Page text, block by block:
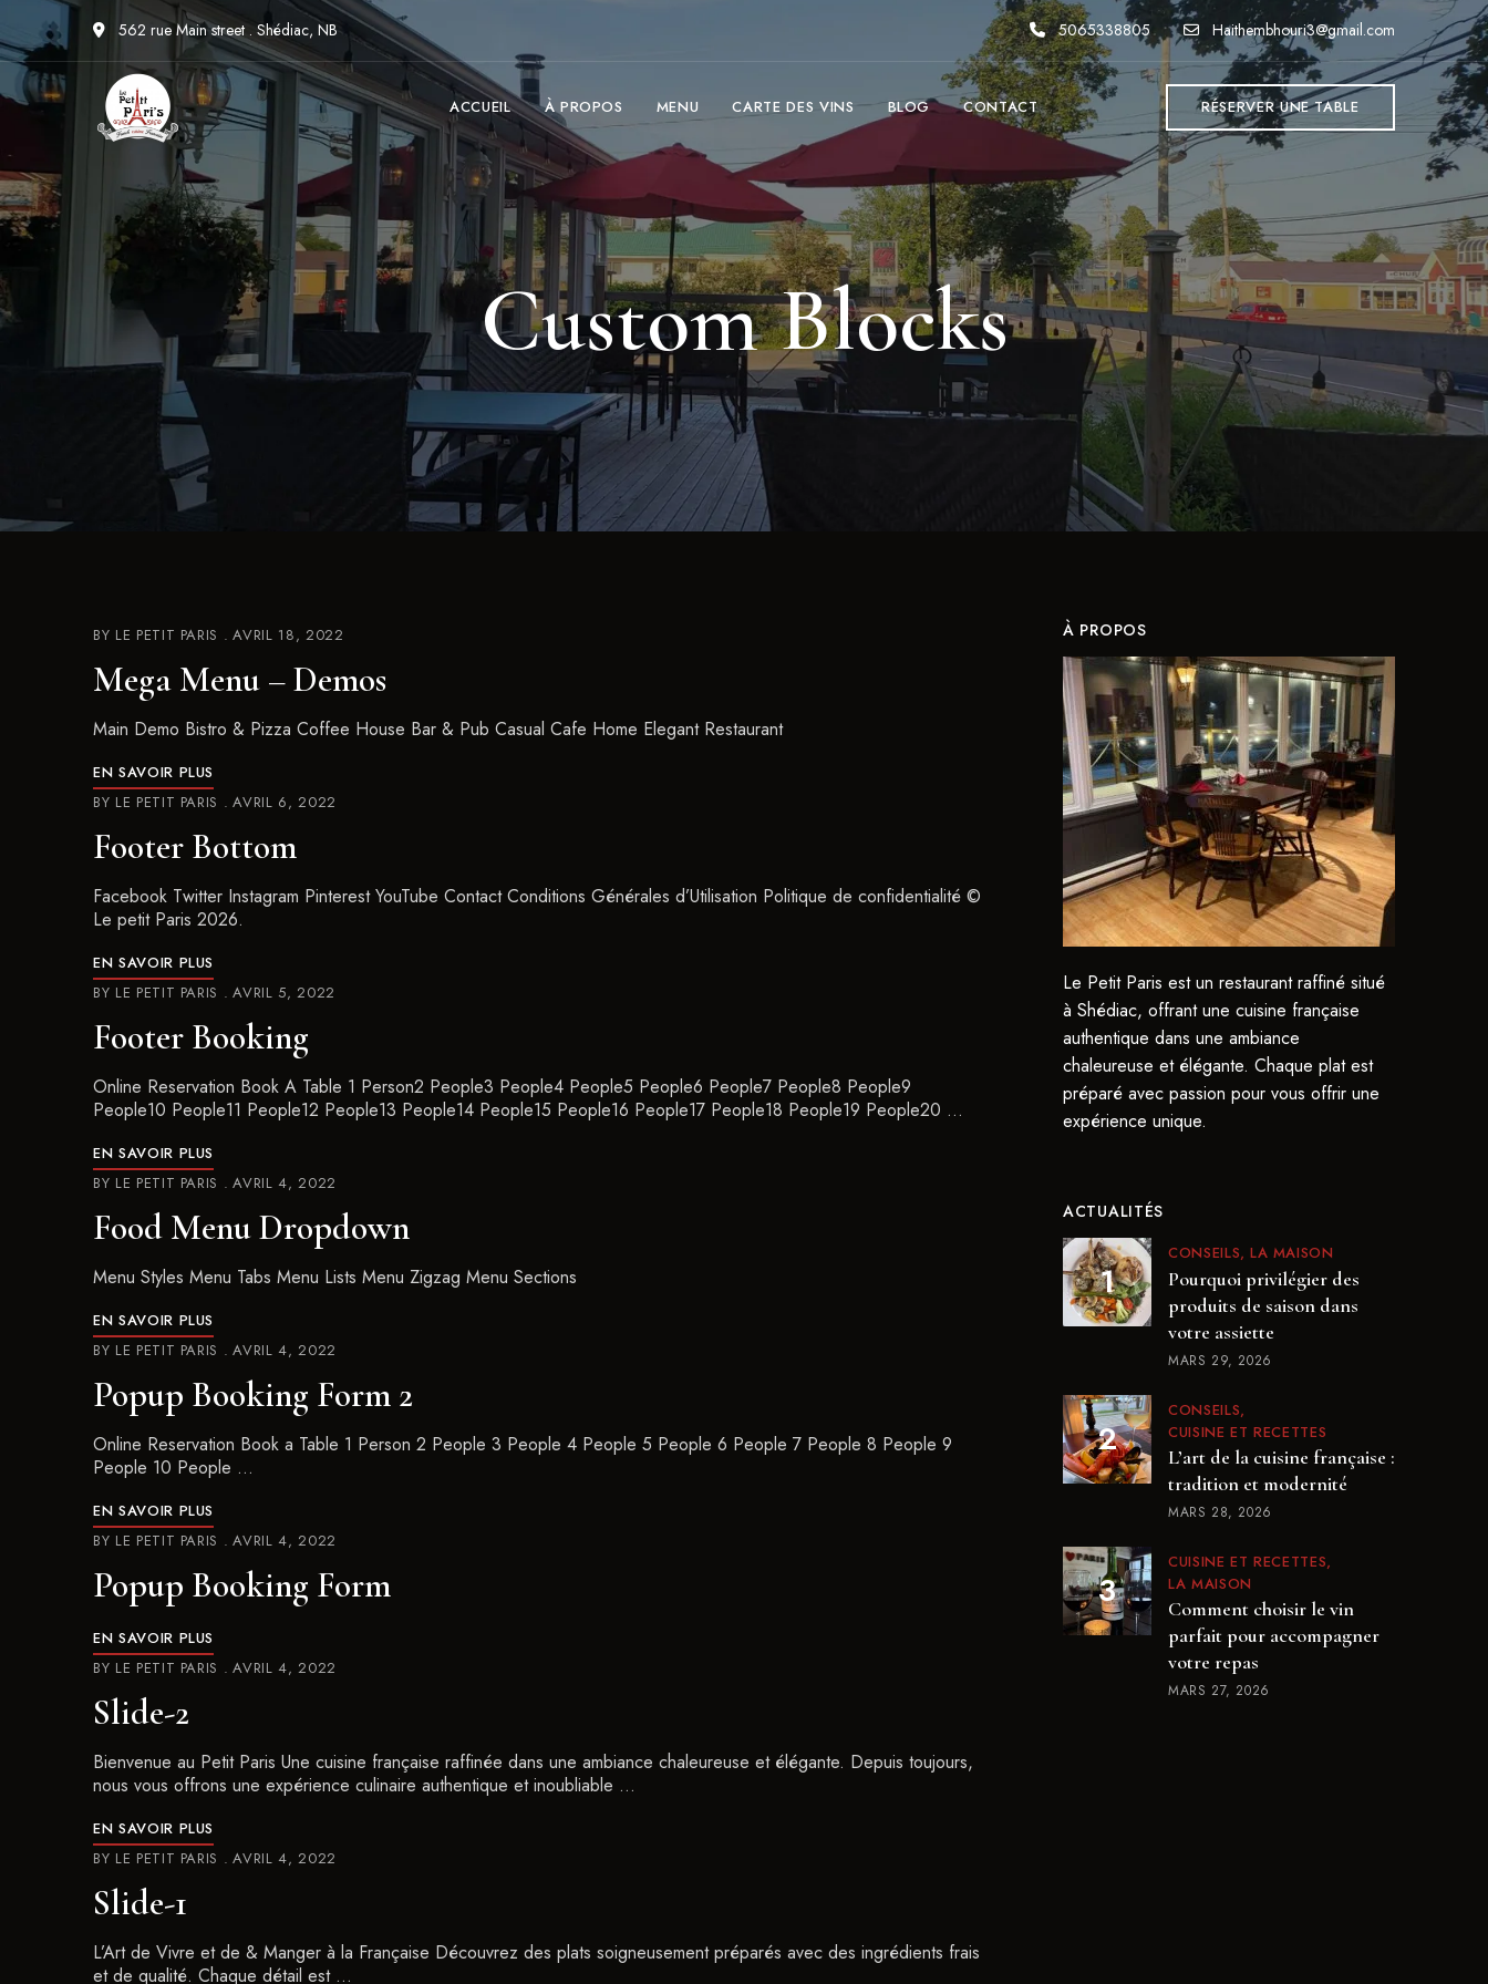
562 rue Main street . Shédiac, NB 5065338805 Haithembhouri3@gmail.com
ACCUEIL À PROPOS MENU CARTE DES VINS BLOG CONTACT RÉSERVER UNE TABLE
Custom Blocks
BY LE PETIT PARIS AVRIL 18, 2022
Mega Menu – Demos
Main Demo Bistro & Pizza Coffee House Bar & Pub Casual Cafe Home Elegant Restaurant
EN SAVOIR PLUS
BY LE PETIT PARIS AVRIL 6, 2022
Footer Bottom
Facebook Twitter Instagram Pinterest YouTube Contact Conditions Générales d’Utilisation Politique de confidentialité ©
Le petit Paris 2026.
EN SAVOIR PLUS
BY LE PETIT PARIS AVRIL 5, 2022
Footer Booking
Online Reservation Book A Table 1 Person2 People3 People4 People5 People6 People7 People8 People9
People10 People11 People12 People13 People14 People15 People16 People17 People18 People19 People20 …
EN SAVOIR PLUS
BY LE PETIT PARIS AVRIL 4, 2022
Food Menu Dropdown
Menu Styles Menu Tabs Menu Lists Menu Zigzag Menu Sections
EN SAVOIR PLUS
BY LE PETIT PARIS AVRIL 4, 2022
Popup Booking Form 2
Online Reservation Book a Table 1 Person 2 People 3 People 4 People 5 People 6 People 7 People 8 People 9
People 10 People …
EN SAVOIR PLUS
BY LE PETIT PARIS AVRIL 4, 2022
Popup Booking Form
EN SAVOIR PLUS
BY LE PETIT PARIS AVRIL 4, 2022
Slide-2
Bienvenue au Petit Paris Une cuisine française raffinée dans une ambiance chaleureuse et élégante. Depuis toujours,
nous vous offrons une expérience culinaire authentique et inoubliable …
EN SAVOIR PLUS
BY LE PETIT PARIS AVRIL 4, 2022
Slide-1
L’Art de Vivre et de & Manger à la Française Découvrez des plats soigneusement préparés avec des ingrédients frais
et de qualité. Chaque détail est …
À PROPOS
Le Petit Paris est un restaurant raffiné situé
à Shédiac, offrant une cuisine française
authentique dans une ambiance
chaleureuse et élégante. Chaque plat est
préparé avec passion pour vous offrir une
expérience unique.
ACTUALITÉS
CONSEILS LA MAISON
Pourquoi privilégier des
produits de saison dans
votre assiette
MARS 29, 2026
CONSEILS
CUISINE ET RECETTES
L’art de la cuisine française :
tradition et modernité
MARS 28, 2026
CUISINE ET RECETTES
LA MAISON
Comment choisir le vin
parfait pour accompagner
votre repas
MARS 27, 2026